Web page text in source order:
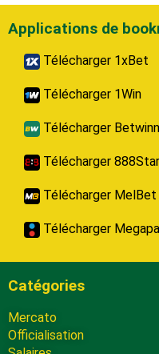
Applications de
Télécharger 1xBet
Télécharger 1Win
Télécharger
Télécharger
Télécharger MelBet
Télécharger
Catégories
Mercato
Officialisation